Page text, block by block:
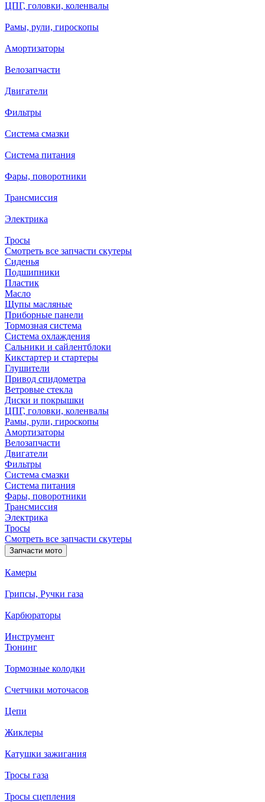
ЦПГ, головки, коленвалы
Рамы, рули, гироскопы
Амортизаторы
Велозапчасти
Двигатели
Фильтры
Система смазки
Система питания
Фары, поворотники
Трансмиссия
Электрика
Тросы
Смотреть все запчасти скутеры
Сиденья
Подшипники
Пластик
Масло
Щупы масляные
Приборные панели
Тормозная система
Система охлаждения
Сальники и сайлентблоки
Кикстартер и стартеры
Глушители
Привод спидометра
Ветровые стекла
Диски и покрышки
ЦПГ, головки, коленвалы
Рамы, рули, гироскопы
Амортизаторы
Велозапчасти
Двигатели
Фильтры
Система смазки
Система питания
Фары, поворотники
Трансмиссия
Электрика
Тросы
Смотреть все запчасти скутеры
Запчасти мото
Камеры
Грипсы, Ручки газа
Карбюраторы
Инструмент
Тюнинг
Тормозные колодки
Счетчики моточасов
Цепи
Жиклеры
Катушки зажигания
Тросы газа
Тросы сцепления